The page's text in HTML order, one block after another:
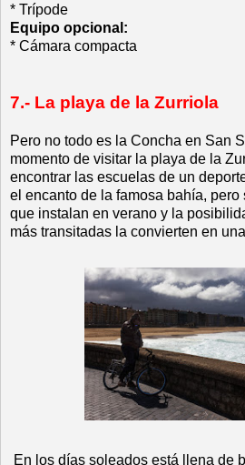
* Trípode
Equipo opcional:
* Cámara compacta
7.- La playa de la Zurriola
Pero no todo es la Concha en San
momento de visitar la playa de la
encontrar las escuelas de un
el encanto de la famosa bahía,
que instalan en verano y la
más transitadas la convierten en
En los días soleados está llena de